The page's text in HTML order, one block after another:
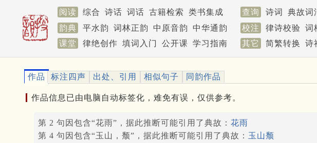
阅读 综合 诗话 词话 古籍检索 类书集成 查询 诗词 典故词
韵典
平水韵 词林正韵 中原音韵 中华通韵 校注 律诗校验 词
课堂
律绝创作 填词入门 公开课 学习指南 其它 简繁转换 诗
作品 标注四声 出处、引用 相似句子 同韵作品
作品信息已由电脑自动标签化，难免有误，仅供参考。
第 2 句因包含“花雨”，据此推断可能引用了典故： 花雨
第 4 句因包含“玉山，颓”，据此推断可能引用了典故： 玉山颓